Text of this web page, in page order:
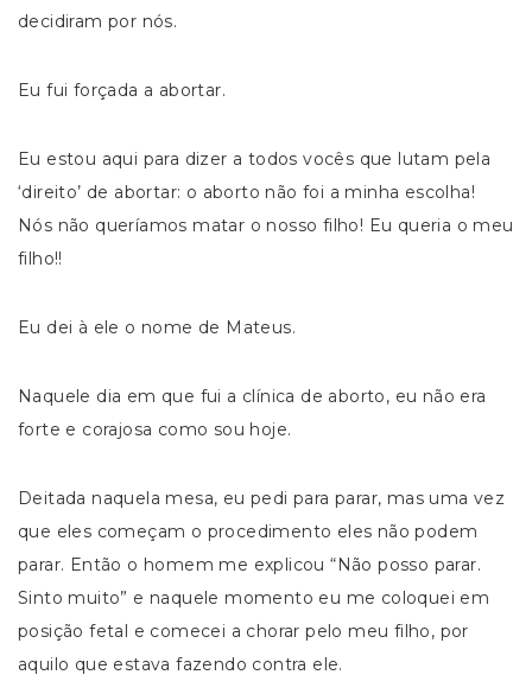
decidiram por nós.
Eu fui forçada a abortar.
Eu estou aqui para dizer a todos vocês que lutam pela
‘direito’ de abortar: o aborto não foi a minha escolha!
Nós não queríamos matar o nosso filho! Eu queria o meu
filho!!
Eu dei à ele o nome de Mateus.
Naquele dia em que fui a clínica de aborto, eu não era
forte e corajosa como sou hoje.
Deitada naquela mesa, eu pedi para parar, mas uma vez
que eles começam o procedimento eles não podem
parar. Então o homem me explicou “Não posso parar.
Sinto muito” e naquele momento eu me coloquei em
posição fetal e comecei a chorar pelo meu filho, por
aquilo que estava fazendo contra ele.